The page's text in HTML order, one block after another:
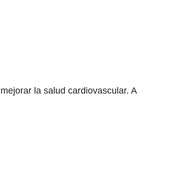
la salud cardiovascular. A